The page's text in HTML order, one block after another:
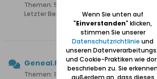
Themen: 541 Beiträge: 5.158
Letzter Beitrag:
Sog. "Berlin Documents"
NSDAP online
Geneal.Fragen
Themen: 151 Beiträge: 1.435
Wenn Sie unten auf
"Einverstanden" klicken,
stimmen Sie unserer
Datenschutzrichtlinie und
unseren
und Cookie-Praktiken wie
beschrieben zu. Sie
außerdem an, dass dieses